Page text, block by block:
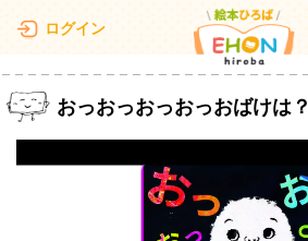
ログイン
おっおっおっおっおばけは？